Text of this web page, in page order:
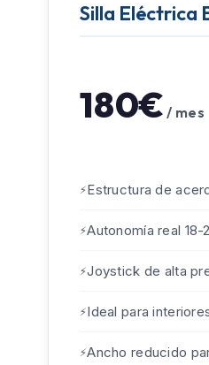
Silla Eléctrica
180€ / mes
Estructura de
Autonomía real 18-
Joystick de alta
Ideal para
Ancho reducido